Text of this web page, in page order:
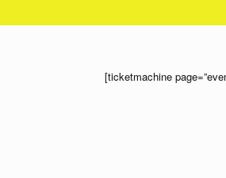
Inhalt
[ticketmachine